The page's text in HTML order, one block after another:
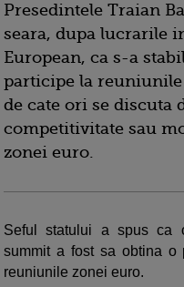
Presedintele Traian
seara, dupa lucrarile
European, ca s-a
participe la
de cate ori se discuta
competitivitate sau
zonei euro.
Seful statului a spus ca
summit a fost sa obtina o
reuniunile zonei euro.